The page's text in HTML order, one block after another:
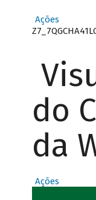
Ações
do
da
Ações